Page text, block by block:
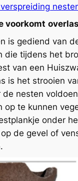
voorkomt
is gediend van
die tijdens het
van een
is het strooien
de nesten
op te kunnen
onder
de gevel of